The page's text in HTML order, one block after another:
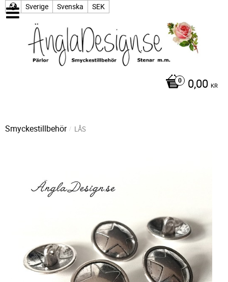
Sverige Svenska SEK
0,00 KR
Smyckestillbehör LÅS